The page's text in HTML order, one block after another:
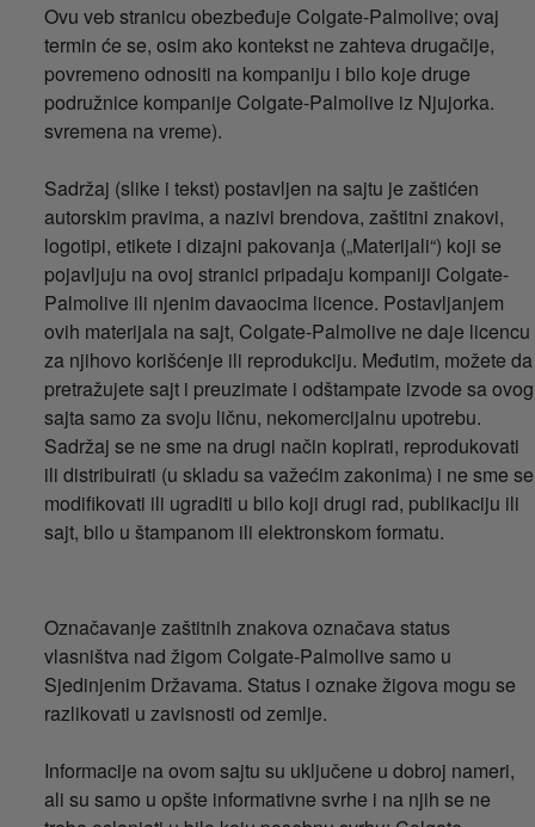
Ovu veb stranicu obezbeđuje Colgate-Palmolive; ovaj
termin će se, osim ako kontekst ne zahteva drugačije,
povremeno odnositi na kompaniju i bilo koje druge
podružnice kompanije Colgate-Palmolive iz Njujorka.
svremena na vreme).
Sadržaj (slike i tekst) postavljen na sajtu je zaštićen
autorskim pravima, a nazivi brendova, zaštitni znakovi,
logotipi, etikete i dizajni pakovanja („Materijali“) koji se
pojavljuju na ovoj stranici pripadaju kompaniji Colgate-
Palmolive ili njenim davaocima licence. Postavljanjem
ovih materijala na sajt, Colgate-Palmolive ne daje licencu
za njihovo korišćenje ili reprodukciju. Međutim, možete da
pretražujete sajt i preuzimate i odštampate izvode sa ovog
sajta samo za svoju ličnu, nekomercijalnu upotrebu.
Sadržaj se ne sme na drugi način kopirati, reprodukovati
ili distribuirati (u skladu sa važećim zakonima) i ne sme se
modifikovati ili ugraditi u bilo koji drugi rad, publikaciju ili
sajt, bilo u štampanom ili elektronskom formatu.
Označavanje zaštitnih znakova označava status
vlasništva nad žigom Colgate-Palmolive samo u
Sjedinjenim Državama. Status i oznake žigova mogu se
razlikovati u zavisnosti od zemlje.
Informacije na ovom sajtu su uključene u dobroj nameri,
ali su samo u opšte informativne svrhe i na njih se ne